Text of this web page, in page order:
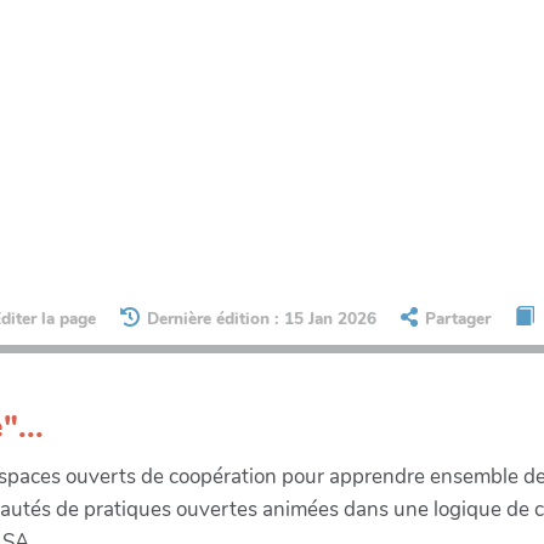
la page Dernière édition : 15 Jan 2026 Partager